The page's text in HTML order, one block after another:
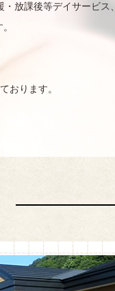
放課後等デイサービス、
おります。